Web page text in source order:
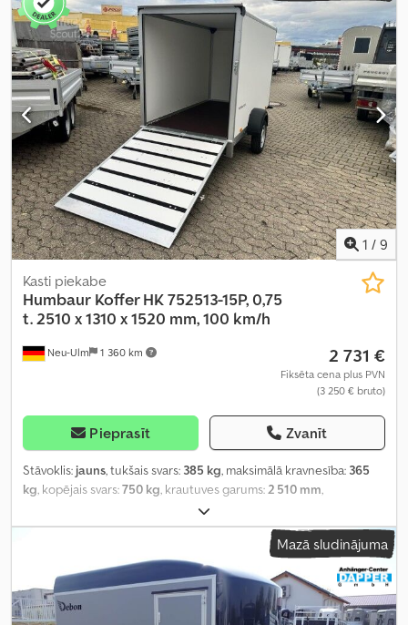
mm, iekraušanas telpas augstums:1 560 mm, piekares sistēma:
cits, krāsa:balts,
1 / 9
Neu-Ulm 1 360 km
Kasti piekabe
Humbaur Koffer HK 752513-15P, 0,75
t. 2510 x 1310 x 1520 mm, 100 km/h
2 731 €
Fiksēta cena plus PVN
(3 250 € bruto)
Pieprasīt Zvanīt
Stāvoklis: jauns, tukšais svars: 385 kg, maksimālā kravnesība: 365
kg , kopējais svars:750 kg , krautuves garums: 2 510 mm
1 320 mm
augstums:1 520 mm, iekraušanas telpas tilpums:4,9 m³, krāsa:
, darba platums:1 760 mm,
Mazā sludinājuma